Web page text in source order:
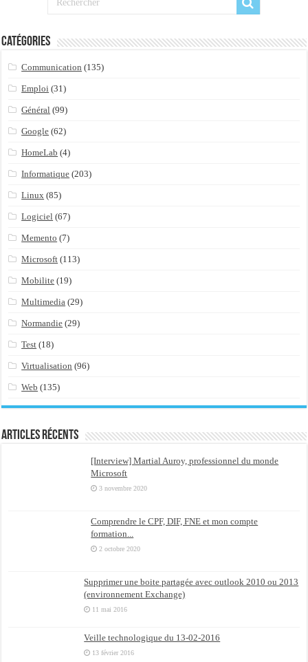
Catégories
Communication (135)
Emploi (31)
Général (99)
Google (62)
HomeLab (4)
Informatique (203)
Linux (85)
Logiciel (67)
Memento (7)
Microsoft (113)
Mobilite (19)
Multimedia (29)
Normandie (29)
Test (18)
Virtualisation (96)
Web (135)
Articles récents
[Interview] Martial Auroy, professionnel du monde
Microsoft
3 novembre 2020
Comprendre le CPF, DIF, FNE et mon compte
formation...
2 octobre 2020
Supprimer une boite partagée avec outlook 2010 ou 2013
(environnement Exchange)
11 mai 2016
Veille technologique du 13-02-2016
13 février 2016